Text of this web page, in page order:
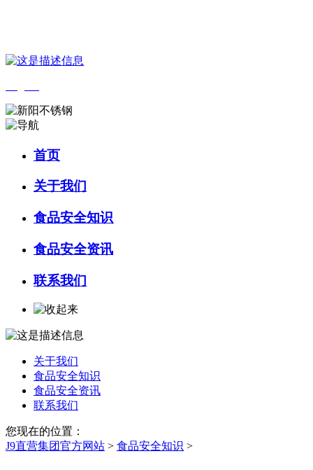
首页
关于我们
食品安全知识
食品安全资讯
联系我们
关于我们
食品安全知识
食品安全资讯
联系我们
您现在的位置：
J9直营集团官方网站 > 食品安全知识 >